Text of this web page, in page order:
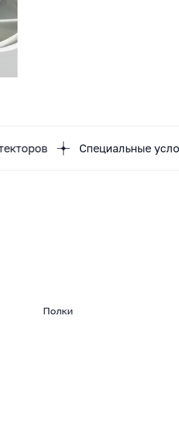
Специальные условия для
Полки